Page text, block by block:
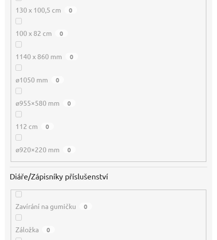
130 x 100,5 cm 0
100 x 82 cm 0
1140 x 860 mm 0
ø1050 mm 0
ø955×580 mm 0
112 cm 0
ø920×220 mm 0
Diáře/Zápisníky příslušenství
Zavírání na gumičku 0
Záložka 0